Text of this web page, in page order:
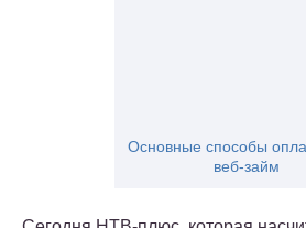
Основные способы
веб-займ